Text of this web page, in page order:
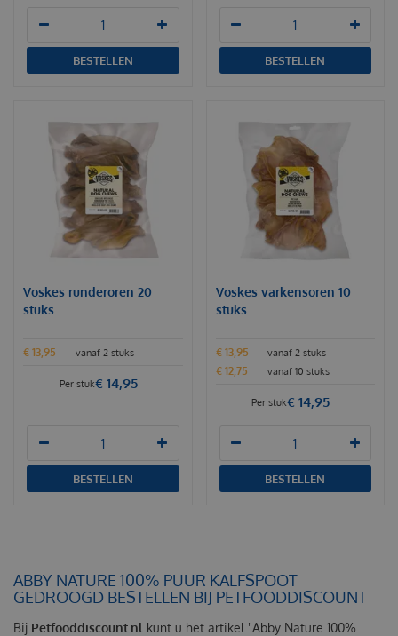
BESTELLEN BESTELLEN
Voskes runderoren 20
stuks
vanaf 2 stuks
€ 13 95
€ 14,95
Per stuk
BESTELLEN
Voskes varkensoren 10
stuks
vanaf 2 stuks
€ 13, 95
vanaf 10 stuks
€ 12, 75
€ 14,95
Per stuk
BESTELLEN
ABBY NATURE 100% PUUR KALFSPOOT
GEDROOGD BESTELLEN BIJ PETFOODDISCOUNT
Bij Petfooddiscount.nl kunt u het artikel "Abby Nature 100%